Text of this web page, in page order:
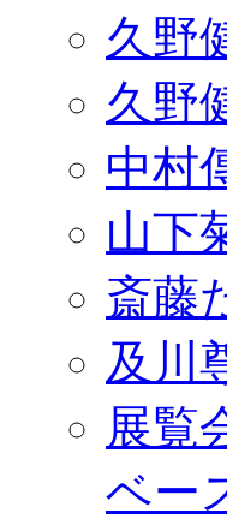
久野
久野
中村
山下
斎藤
及川
展覧
ベー